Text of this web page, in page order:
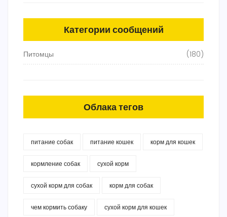
Категории сообщений
Питомцы (180)
Облака тегов
питание собак питание кошек корм для кошек
кормление собак сухой корм
сухой корм для собак корм для собак
чем кормить собаку сухой корм для кошек